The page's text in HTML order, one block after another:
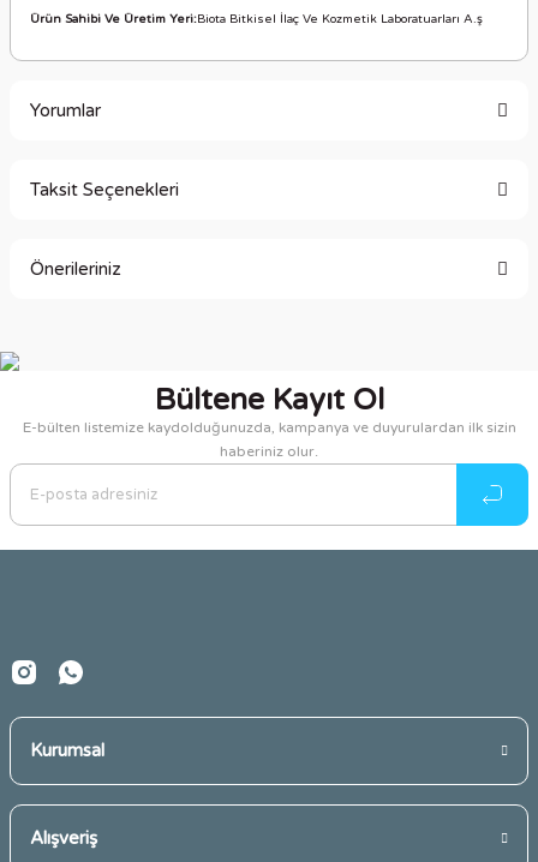
Ürün Sahibi Ve Üretim Yeri:Biota Bitkisel İlaç Ve Kozmetik Laboratuarları A.ş
Yorumlar
Taksit Seçenekleri
Önerileriniz
Görüş ve önerileriniz için teşekkür ederiz.
Ürün resmi kalitesiz, bozuk veya görüntülenemiyor.
Ürün açıklamasında eksik bilgiler bulunuyor.
Ürün bilgilerinde hatalar bulunuyor.
Bültene Kayıt Ol
E-bülten listemize kaydolduğunuzda, kampanya ve duyurulardan ilk sizin
haberiniz olur.
Kurumsal
Alışveriş